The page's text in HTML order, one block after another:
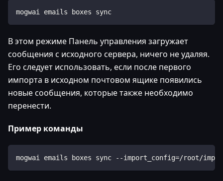
mogwai emails boxes sync
В этом режиме Панель управления загружает
сообщения с исходного сервера, ничего не удаляя.
Его следует использовать, если после первого
импорта в исходном почтовом ящике появились
новые сообщения, которые также необходимо
перенести.
Пример команды
mogwai emails boxes sync --import_config=/root/